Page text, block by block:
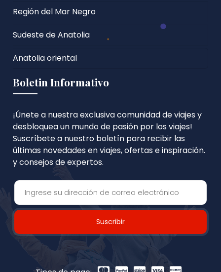
Región del Mar Negro
Sudeste de Anatolia
Anatolia oriental
Boletin Informativo
¡Únete a nuestra exclusiva comunidad de viajes y
desbloquea un mundo de pasión por los viajes!
Suscríbete a nuestro boletín para recibir las
últimas novedades en viajes, ofertas e inspiración.
y consejos de expertos.
Suscribir